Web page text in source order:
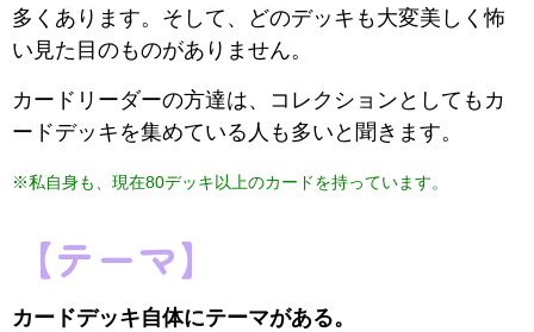
多くあります。そして、どのデッキも大変美しく怖
い見た目のものがありません。
カードリーダーの方達は、コレクションとしてもカ
ードデッキを集めている人も多いと聞きます。
※私自身も、現在80デッキ以上のカードを持っています。
【テーマ】
カードデッキ自体にテーマがある。